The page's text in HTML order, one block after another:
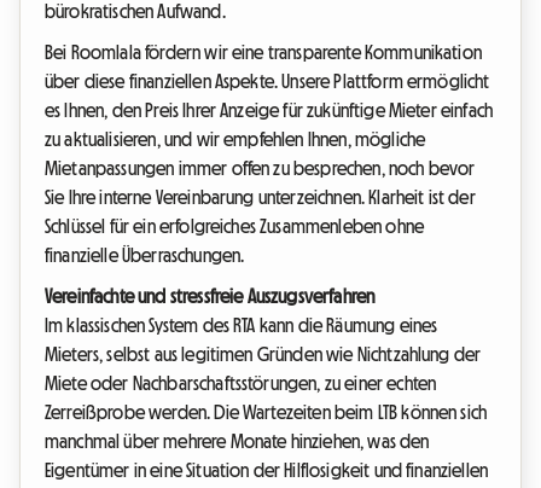
bürokratischen Aufwand.
Bei Roomlala fördern wir eine transparente Kommunikation
über diese finanziellen Aspekte. Unsere Plattform ermöglicht
es Ihnen, den Preis Ihrer Anzeige für zukünftige Mieter einfach
zu aktualisieren, und wir empfehlen Ihnen, mögliche
Mietanpassungen immer offen zu besprechen, noch bevor
Sie Ihre interne Vereinbarung unterzeichnen. Klarheit ist der
Schlüssel für ein erfolgreiches Zusammenleben ohne
finanzielle Überraschungen.
Vereinfachte und stressfreie Auszugsverfahren
Im klassischen System des RTA kann die Räumung eines
Mieters, selbst aus legitimen Gründen wie Nichtzahlung der
Miete oder Nachbarschaftsstörungen, zu einer echten
Zerreißprobe werden. Die Wartezeiten beim LTB können sich
manchmal über mehrere Monate hinziehen, was den
Eigentümer in eine Situation der Hilflosigkeit und finanziellen